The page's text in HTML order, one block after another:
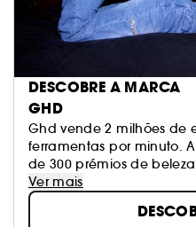
DESCOBRE A MARCA
GHD
Ghd vende 2 milhões de
ferramentas por minuto.
de 300 prémios de
inovadoras que mantêm
constante de 185°C, a
melhores resultados
Ver mais